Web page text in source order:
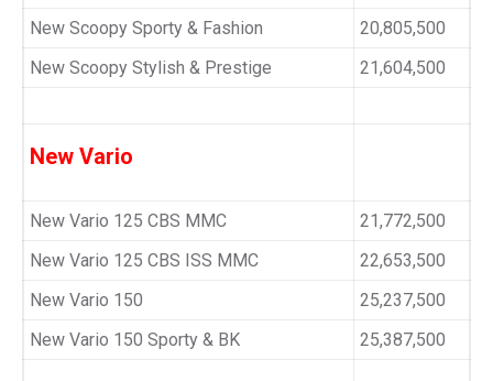
New Scoopy Sporty & Fashion
20,805,500
New Scoopy Stylish & Prestige
21,604,500
New Vario
New Vario 125 CBS MMC
21,772,500
New Vario 125 CBS ISS MMC
22,653,500
New Vario 150
25,237,500
New Vario 150 Sporty & BK
25,387,500